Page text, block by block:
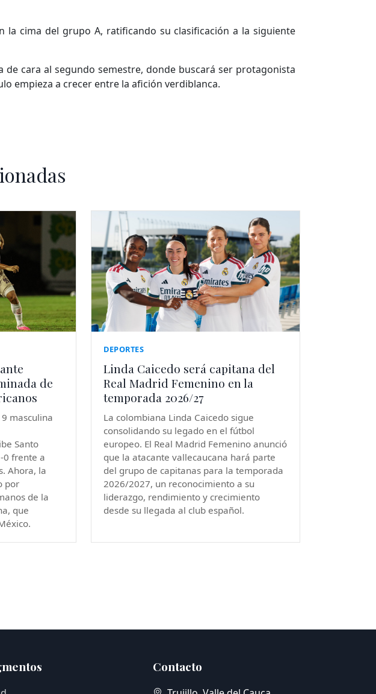
cima del grupo A, ratificando su clasificación a la siguiente
cara al segundo semestre, donde buscará ser protagonista
empieza a crecer entre la afición verdiblanca.
de
masculina
Santo
0 frente a
Ahora, la
por
de la
que
DEPORTES
Linda Caicedo será capitana del
Real Madrid Femenino en la
temporada 2026/27
La colombiana Linda Caicedo sigue
consolidando su legado en el fútbol
europeo. El Real Madrid Femenino anunció
que la atacante vallecaucana hará parte
del grupo de capitanas para la temporada
2026/2027, un reconocimiento a su
liderazgo, rendimiento y crecimiento
desde su llegada al club español.
Contacto